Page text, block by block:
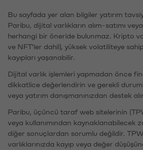
Bu sayfada yer alan bilgiler yatırım
Paribu, dijital varlıkların alım-satımı
herhangi bir öneride bulunmaz. Kripto
ve NFT'ler dahil), yüksek volatiliteye
kayıpları yaşanabilir.
Dijital varlık işlemleri yapmadan önce
dikkatlice değerlendirin ve gerekli
veya yatırım danışmanınızdan destek
Paribu, üçüncü taraf web sitelerinin
veya kullanımından kaynaklanabilecek
diğer sonuçlardan sorumlu değildir. TPW
varlıklarınızda kayıp veya değer